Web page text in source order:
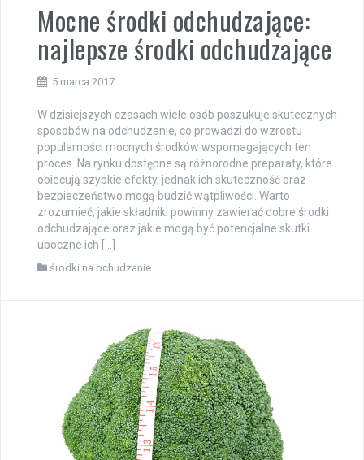
Mocne środki odchudzające:
najlepsze środki odchudzające
5 marca 2017
W dzisiejszych czasach wiele osób poszukuje skutecznych
sposobów na odchudzanie, co prowadzi do wzrostu
popularności mocnych środków wspomagających ten
proces. Na rynku dostępne są różnorodne preparaty, które
obiecują szybkie efekty, jednak ich skuteczność oraz
bezpieczeństwo mogą budzić wątpliwości. Warto
zrozumieć, jakie składniki powinny zawierać dobre środki
odchudzające oraz jakie mogą być potencjalne skutki
uboczne ich […]
środki na ochudzanie